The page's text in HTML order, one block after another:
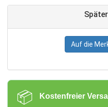
Auf die
📦 Kostenfreier